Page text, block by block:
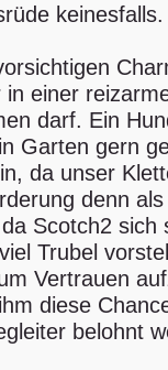
keinesfalls.
einer
darf. Ein
Garten gern
da unser
denn
Scotch2 sich
Trubel
Vertrauen
diese
belohnt